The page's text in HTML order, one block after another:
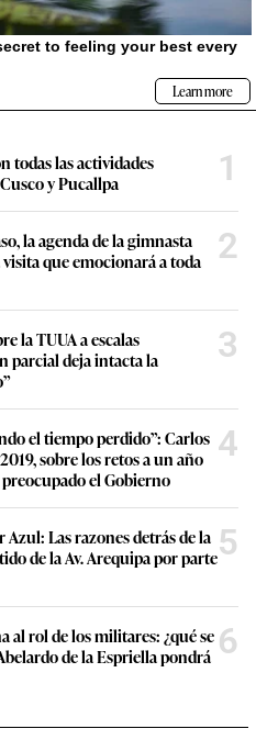
todas las actividades
y Pucallpa
1
la agenda de la gimnasta
que emocionará a toda
2
la TUUA a escalas
parcial deja intacta la
3
el tiempo perdido”: Carlos
sobre los retos a un año
el Gobierno
4
Las razones detrás de la
de la Av. Arequipa por parte5
al rol de los militares: ¿qué se
de la Espriella pondrá 6